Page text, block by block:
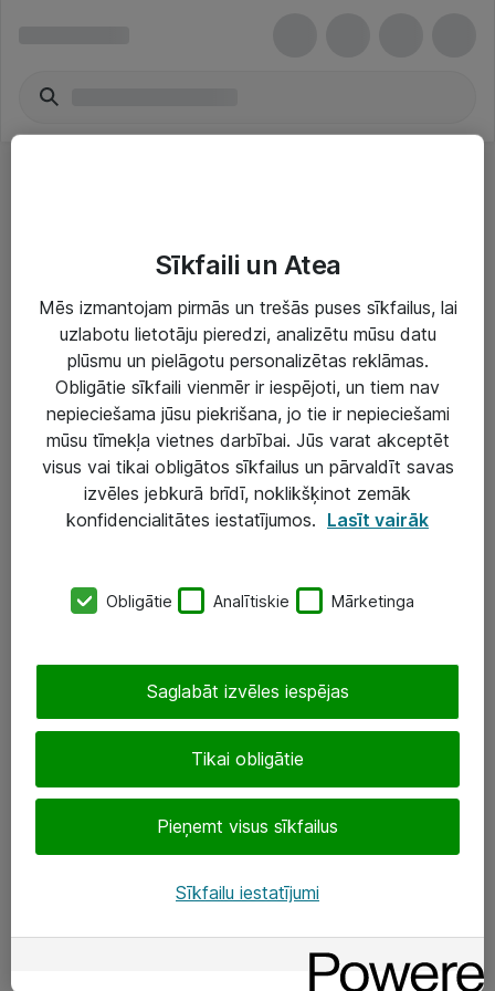
Risinājumi & Pakalpojumi
IT serviss un atbalsts
IT infrastruktūra
Darba vietu IT risinājumi
SIA „ATEA”
+(371) 67 81 90 50
eShop@atea.lv
Sekojiet mums
Sīkfaili un Atea
Mēs izmantojam pirmās un trešās puses sīkfailus, lai
uzlabotu lietotāju pieredzi, analizētu mūsu datu
plūsmu un pielāgotu personalizētas reklāmas.
Obligātie sīkfaili vienmēr ir iespējoti, un tiem nav
nepieciešama jūsu piekrišana, jo tie ir nepieciešami
mūsu tīmekļa vietnes darbībai. Jūs varat akceptēt
visus vai tikai obligātos sīkfailus un pārvaldīt savas
izvēles jebkurā brīdī, noklikšķinot zemāk
konfidencialitātes iestatījumos. Lasīt vairāk
Obligātie Analītiskie Mārketinga
Tikai obligātie
Pieņemt visus sīkfailus
Saglabāt izvēles iespējas
Sīkfailu iestatījumi